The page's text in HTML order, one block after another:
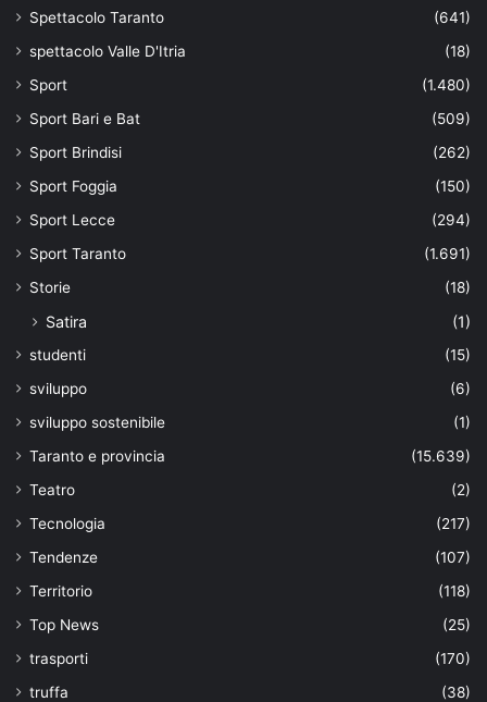
Spettacolo Taranto
(641)
spettacolo Valle D'Itria
(18)
Sport
(1.480)
Sport Bari e Bat
(509)
Sport Brindisi
(262)
Sport Foggia
(150)
Sport Lecce
(294)
Sport Taranto
(1.691)
Storie
(18)
Satira (1)
studenti
(15)
sviluppo
(6)
sviluppo sostenibile
(1)
Taranto e provincia
(15.639)
Teatro
(2)
Tecnologia
(217)
Tendenze
(107)
Territorio
(118)
Top News
(25)
trasporti
(170)
truffa
(38)